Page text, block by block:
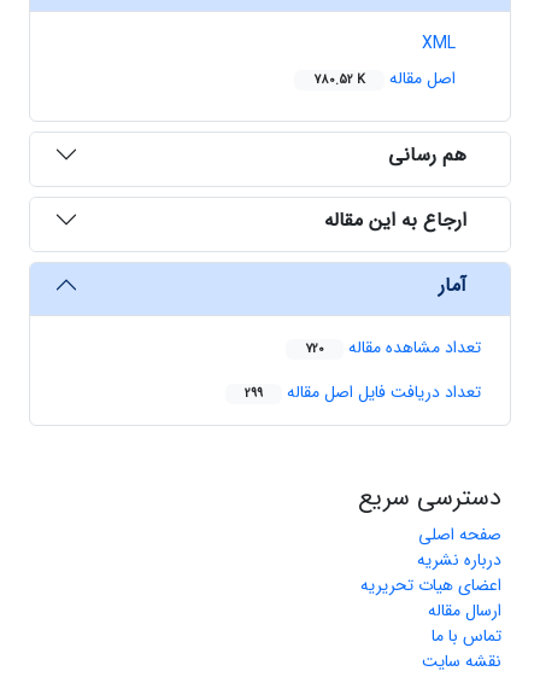
XML
اصل مقاله
780.52 K
هم رسانی
ارجاع به این مقاله
آمار
تعداد مشاهده مقاله 720
تعداد دریافت فایل اصل مقاله 299
دسترسی سریع
صفحه اصلی
درباره نشریه
اعضای هیات تحریریه
ارسال مقاله
تماس با ما
نقشه سایت